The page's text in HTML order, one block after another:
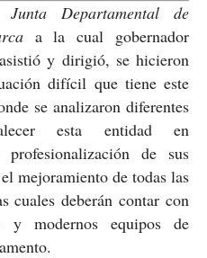
Junta Departamental de
a la cual gobernador
asistió y dirigió, se hicieron
difícil que tiene este
se analizaron diferentes
esta entidad en
de sus
mejoramiento de todas las
cuales deberán contar con
y modernos equipos de